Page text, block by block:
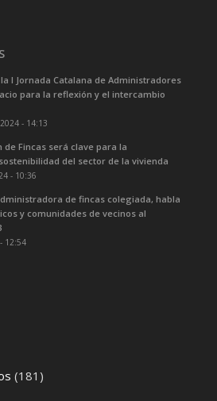
I Jornada Catalana de Administradores
para la reflexión y el intercambio
- 14:13
de Fincas será clave para la
del sector de la vivienda
- 10:36
de fincas colegiada, habla
y comunidades de vecinos al
12:54
(181)